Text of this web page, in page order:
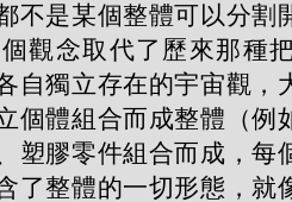
不是某個整體可以分割
觀念取代了歷來那種
自獨立存在的宇宙觀，
個體組合而成整體（例
塑膠零件組合而成，每
了整體的一切形態，就